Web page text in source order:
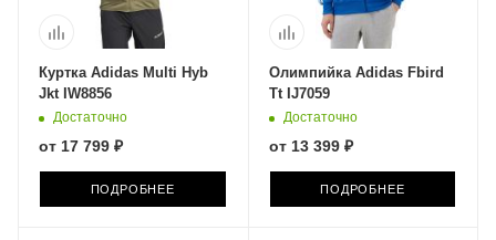
Куртка Adidas Multi Hyb
Jkt IW8856
Достаточно
от 17 799 ₽
ПОДРОБНЕЕ
Олимпийка Adidas Fbird
Tt IJ7059
Достаточно
от 13 399 ₽
ПОДРОБНЕЕ